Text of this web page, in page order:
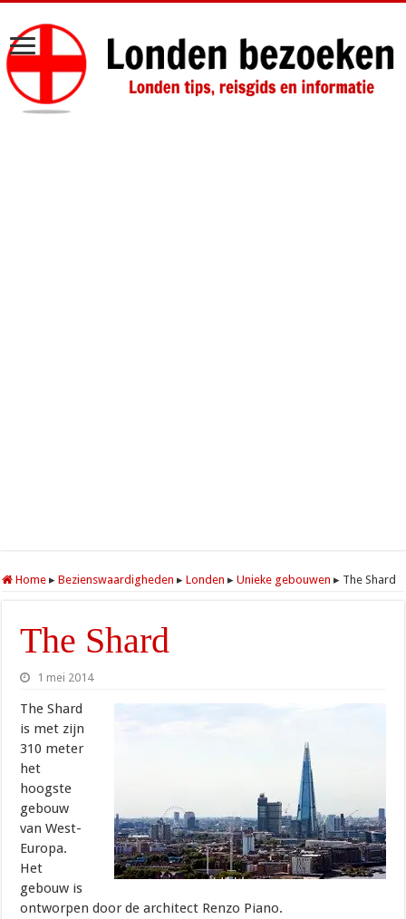
Home ▸ Bezienswaardigheden ▸ Londen ▸ Unieke gebouwen ▸ The Shard
The Shard
1 mei 2014
The Shard
is met zijn
310 meter
het
hoogste
gebouw
van West-
Europa.
Het
gebouw is
ontworpen door de architect Renzo Piano.